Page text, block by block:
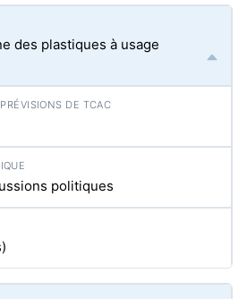
des plastiques à usage
politiques